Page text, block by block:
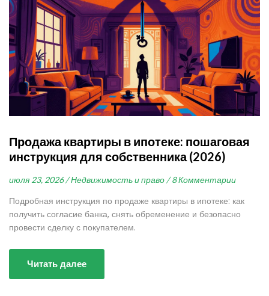
Продажа квартиры в ипотеке: пошаговая
инструкция для собственника (2026)
июля 23, 2026 / Недвижимость и право / 8 Комментарии
Подробная инструкция по продаже квартиры в ипотеке: как
получить согласие банка, снять обременение и безопасно
провести сделку с покупателем.
Читать далее